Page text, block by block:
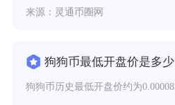
来源：灵通币圈网
狗狗币最低开盘价是多少